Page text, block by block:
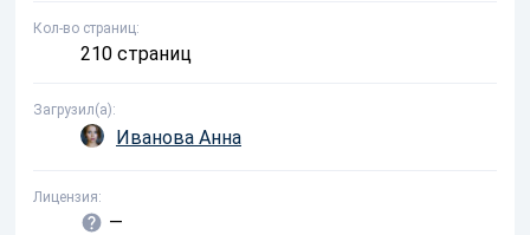
Кол-во страниц
210 страниц
Загрузил(а)
Иванова Анна
Лицензия
—